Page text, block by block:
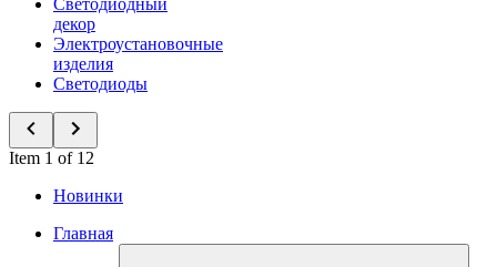
Светодиодный
декор
Электроустановочные
изделия
Светодиоды
Item 1 of 12
Новинки
Главная